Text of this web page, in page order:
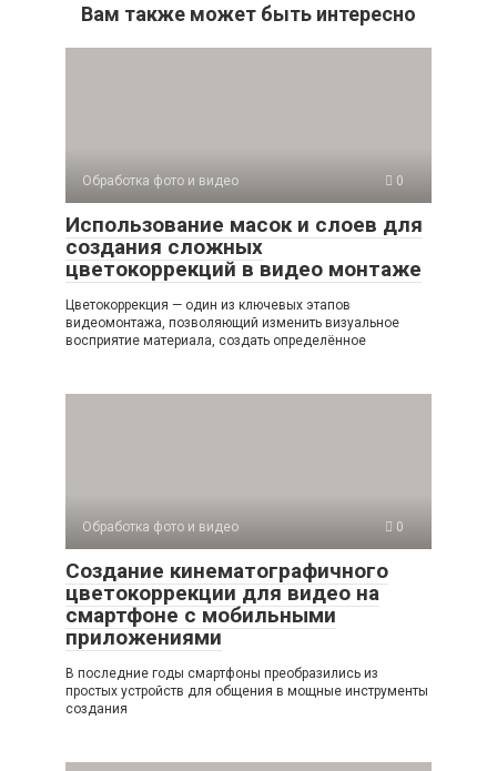
Вам также может быть интересно
Обработка фото и видео 0
Использование масок и слоев для
создания сложных
цветокоррекций в видео монтаже
Цветокоррекция — один из ключевых этапов
видеомонтажа, позволяющий изменить визуальное
восприятие материала, создать определённое
Обработка фото и видео 0
Создание кинематографичного
цветокоррекции для видео на
смартфоне с мобильными
приложениями
В последние годы смартфоны преобразились из
простых устройств для общения в мощные инструменты
создания